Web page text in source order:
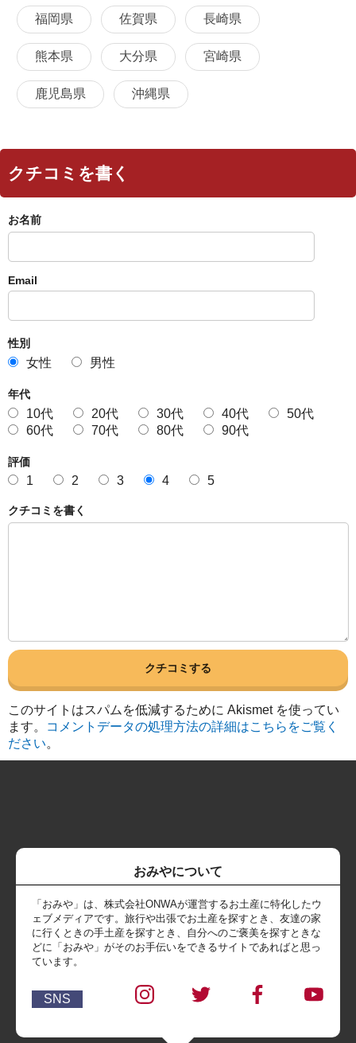
福岡県 佐賀県 長崎県
熊本県 大分県 宮崎県
鹿児島県 沖縄県
クチコミを書く
お名前
Email
性別
女性 男性
年代
10代 20代 30代 40代
50代
60代
70代 80代 90代
評価
1 2 3 4 5
クチコミを書く
このサイトはスパムを低減するために Akismet を使ってい
ます。
コメントデータの処理方法の詳細はこちらをご覧く
ださい。
おみやについて
「おみや」は、株式会社ONWAが運営するお土産に特化したウ
ェブメディアです。旅行や出張でお土産を探すとき、友達の家
に行くときの手土産を探すとき、自分へのご褒美を探すときな
どに「おみや」がそのお手伝いをできるサイトであればと思っ
ています。
SNS